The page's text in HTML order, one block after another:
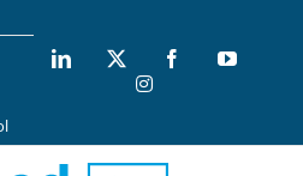
LinkedIn Facebook
Instagram
2021